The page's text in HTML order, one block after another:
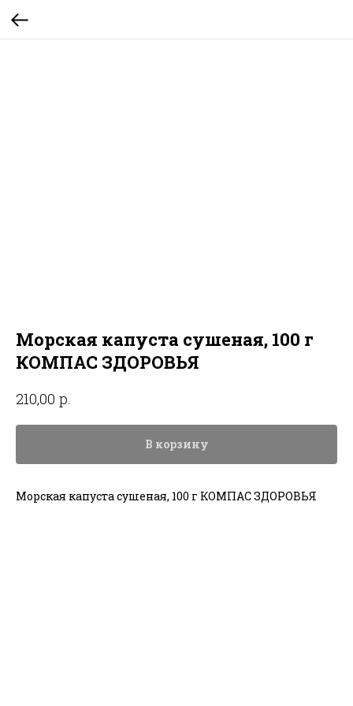
Морская капуста сушеная, 100 г
КОМПАС ЗДОРОВЬЯ
210,00 р.
В корзину
Морская капуста сушеная, 100 г КОМПАС ЗДОРОВЬЯ